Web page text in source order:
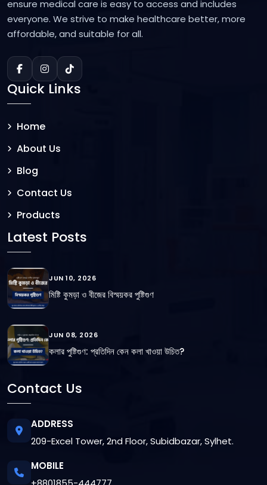
ensure medical care is easy to access and includes
everyone. We strive to make healthcare better, more
affordable, and suitable for all.
Quick Links
Home
About Us
Blog
Contact Us
Products
Latest Posts
JUN 10, 2026
মিষ্টি কুমড়া ও বীজের বিস্ময়কর পুষ্টিগুণ
JUN 08, 2026
কলার পুষ্টিগুণ: প্রতিদিন কেন কলা খাওয়া উচিত?
Contact Us
ADDRESS
209-Excel Tower, 2nd Floor, Subidbazar, Sylhet.
MOBILE